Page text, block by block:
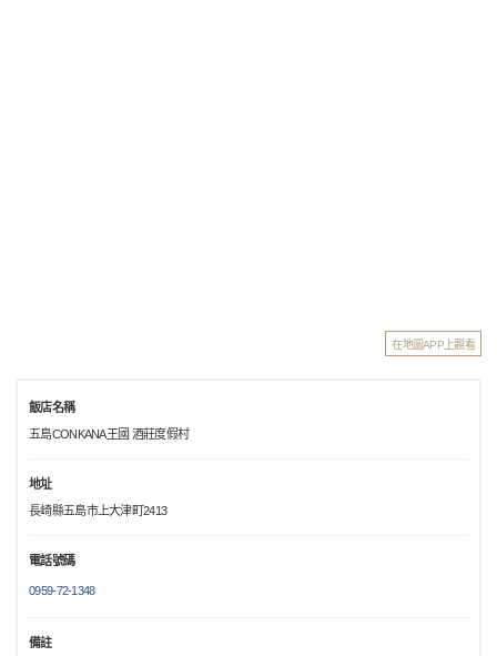
在地圖APP上觀看
飯店名稱
五島CONKANA王國 酒莊度假村
地址
長崎縣五島市上大津町2413
電話號碼
0959-72-1348
備註